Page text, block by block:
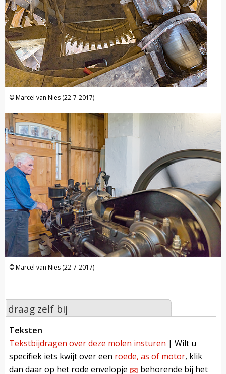
Marcel van Nies (22-7-2017)
Marcel van Nies (22-7-2017)
draag zelf bij
teksten
tekstbijdragen over deze molen insturen | Wilt u
specifiek iets kwijt over een roede, as of motor, klik
dan daar op het rode envelopje ✉︎ behorende bij het